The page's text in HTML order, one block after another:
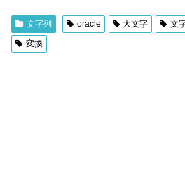
文字列 oracle 大文字 文
変換